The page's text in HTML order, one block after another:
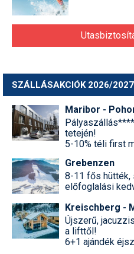
SZÁLLÁSAKCIÓK 2026/2027
Maribor -
tetején!
5-10% téli first
Grebenzen
8-11 fős hütték,
előfoglalási
Kreischberg -
Újszerű,
a lifttől!
6+1 ajándék